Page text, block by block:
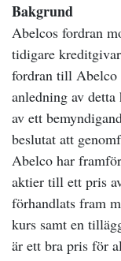
Bakgrund
Abelcos fordran
tidigare
fordran till
anledning av
av ett
beslutat att
Abelco har
aktier till ett pris
förhandlats fram
kurs samt en
är ett bra pris för